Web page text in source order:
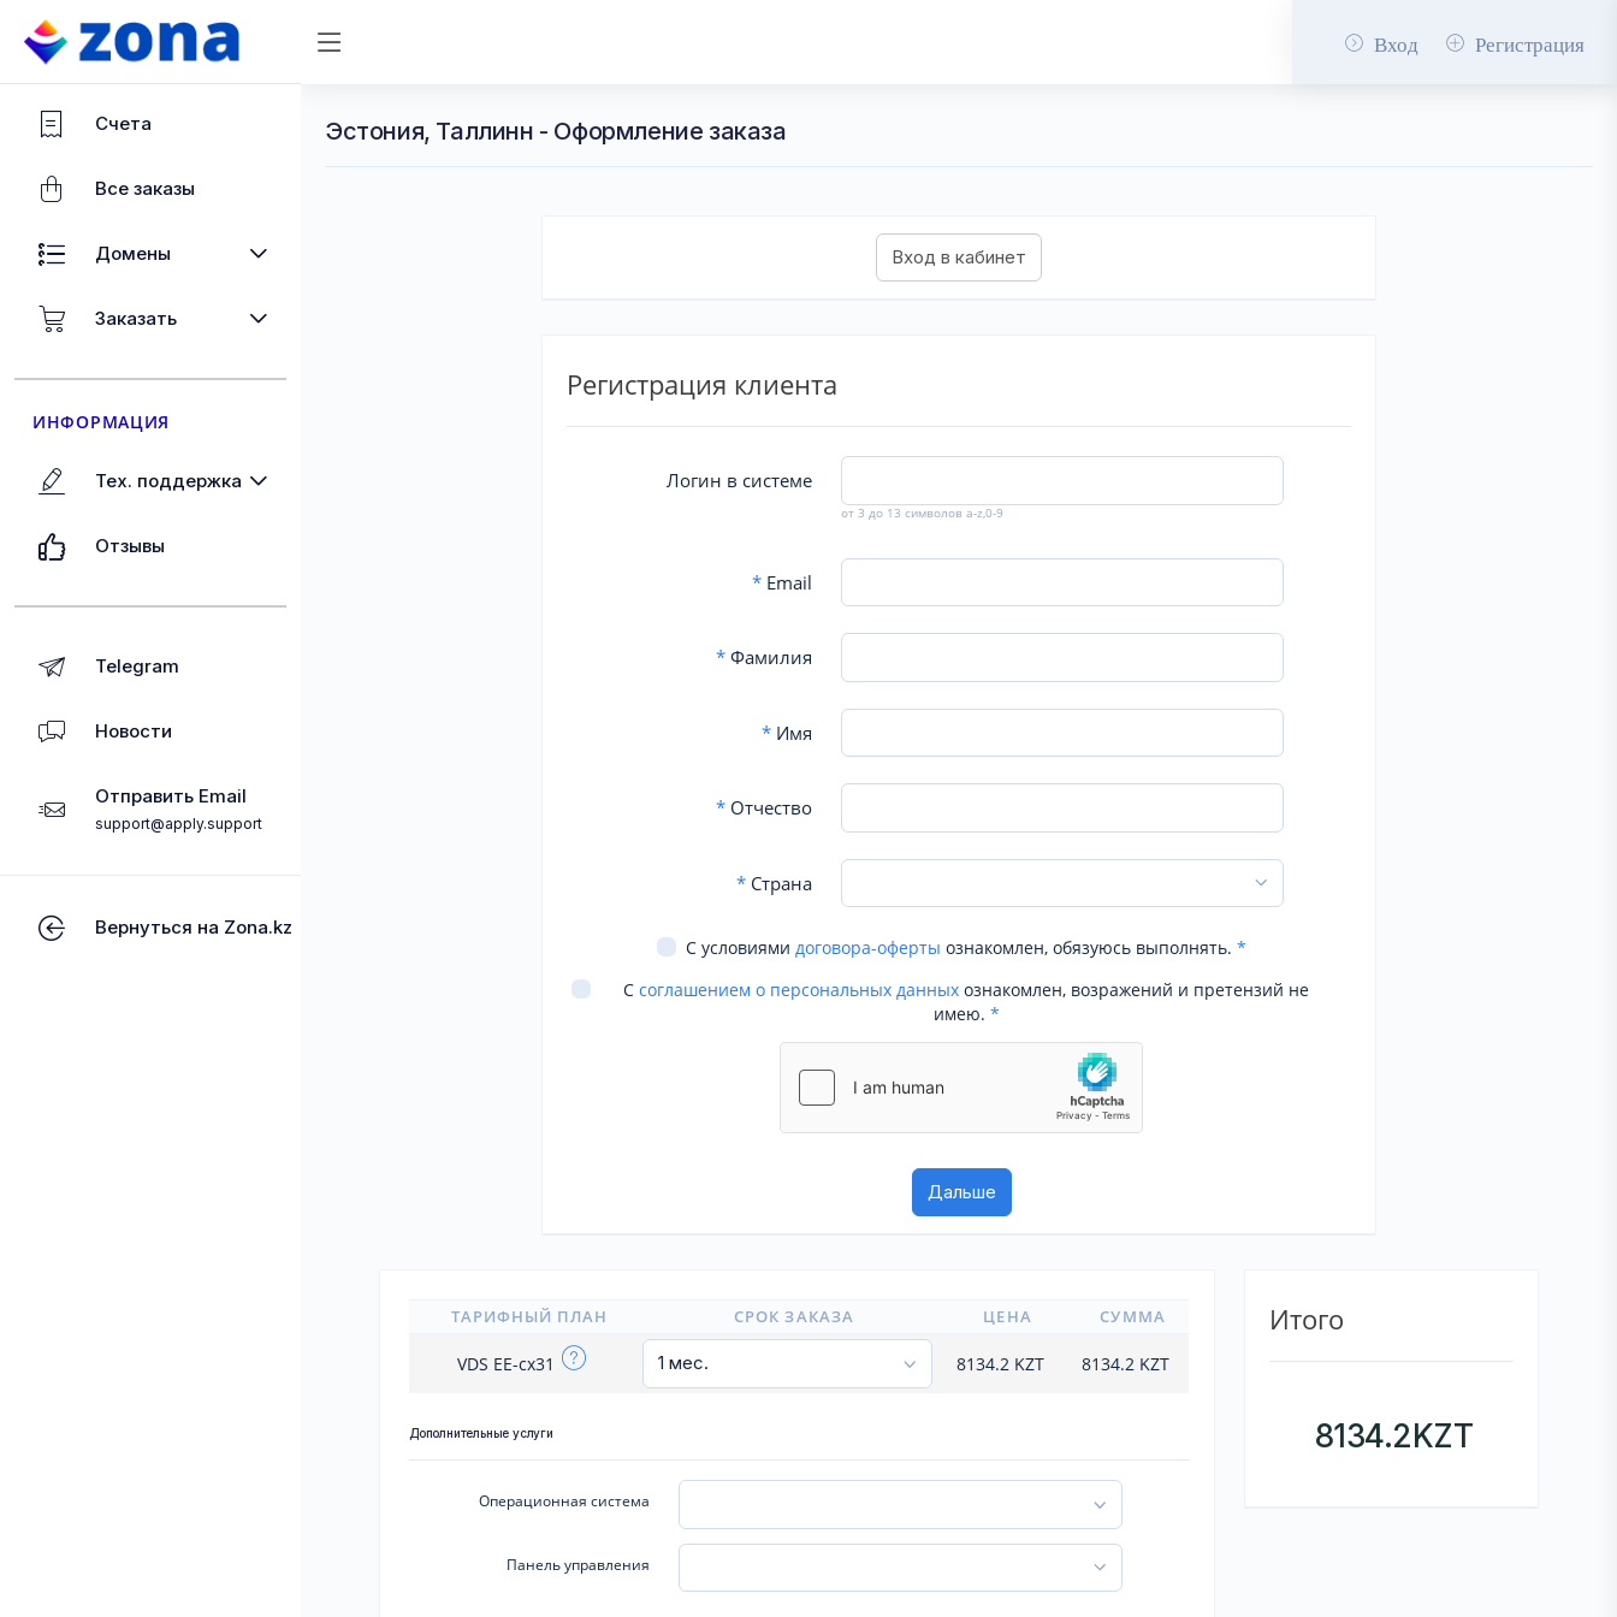
Вход Регистрация
Счета
Все заказы
Домены
Заказать
ИНФОРМАЦИЯ
Тех. поддержка
Отзывы
Telegram
Новости
Отправить Email
support@apply.support
Вернуться на Zona.kz
Эстония, Таллинн - Оформление заказа
Регистрация клиента
Логин в системе
от 3 до 13 символов a-z,0-9
*Email
*Фамилия
*Имя
*Отчество
*Страна
С условиями договора-оферты ознакомлен, обязуюсь выполнять. *
С соглашением о персональных данных ознакомлен, возражений и претензий не
имею. *
ТАРИФНЫЙ ПЛАН СРОК ЗАКАЗА ЦЕНА СУММА
VDS EE-cx31 8134.2 KZT 8134.2 KZT
Дополнительные услуги
Операционная система
Панель управления
Итого
8134.2KZT